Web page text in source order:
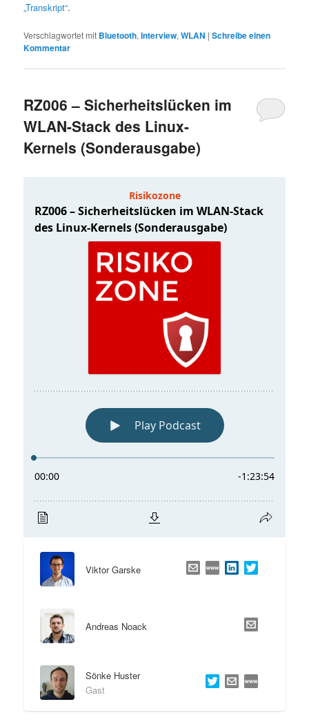
„Transkript“.
Verschlagwortet mit Bluetooth,Interview,WLAN |Schreibe einen
Kommentar
RZ006 – Sicherheitslücken im
WLAN-Stack des Linux-
Kernels (Sonderausgabe)
Viktor Garske
Andreas Noack
Sönke Huster
Gast